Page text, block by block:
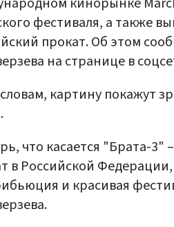
фестиваля, а также
прокат. Об этом
на странице в
картину покажут
что касается "Брата-3"
в Российской
и красивая